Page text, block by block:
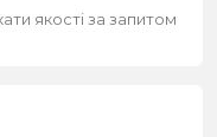
якості за запитом